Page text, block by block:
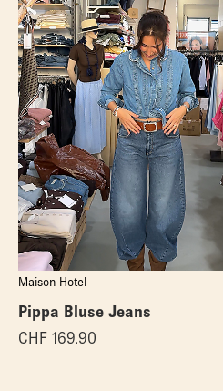
Maison Hotel
Pippa Bluse Jeans
CHF 169.90